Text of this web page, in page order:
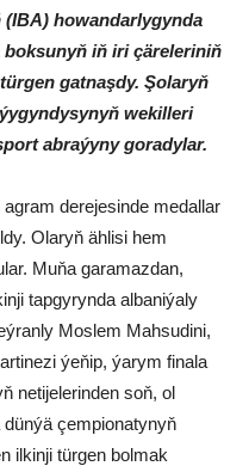
howandarlygynda
iň iri çäreleriniň
gatnaşdy. Şolaryň
wekilleri
abraýyny goradylar.
derejesinde medallar
Olaryň ählisi hem
Muňa garamazdan,
tapgyrynda albaniýaly
Moslem Mahsudini,
ýeňip, ýarym finala
netijelerinden soň, ol
çempionatynyň
ilkinji türgen bolmak